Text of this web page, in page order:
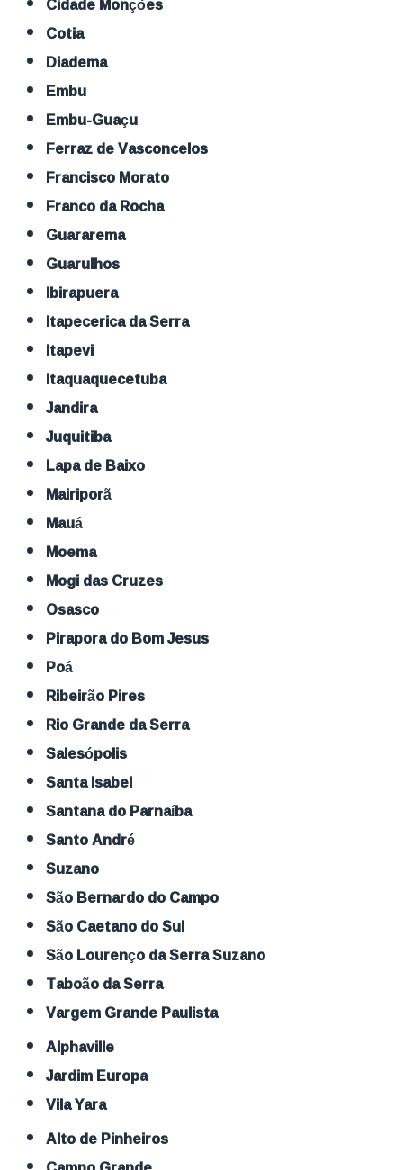
Cotia
Diadema
Embu
Embu-Guaçu
Ferraz de Vasconcelos
Francisco Morato
Franco da Rocha
Guararema
Guarulhos
Ibirapuera
Itapecerica da Serra
Itapevi
Itaquaquecetuba
Jandira
Juquitiba
Lapa de Baixo
Mairiporã
Mauá
Moema
Mogi das Cruzes
Osasco
Pirapora do Bom Jesus
Poá
Ribeirão Pires
Rio Grande da Serra
Salesópolis
Santa Isabel
Santana do Parnaíba
Santo André
Suzano
São Bernardo do Campo
São Caetano do Sul
São Lourenço da Serra Suzano
Taboão da Serra
Vargem Grande Paulista
Alphaville
Jardim Europa
Vila Yara
Alto de Pinheiros